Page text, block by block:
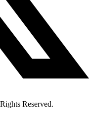
Reserved.